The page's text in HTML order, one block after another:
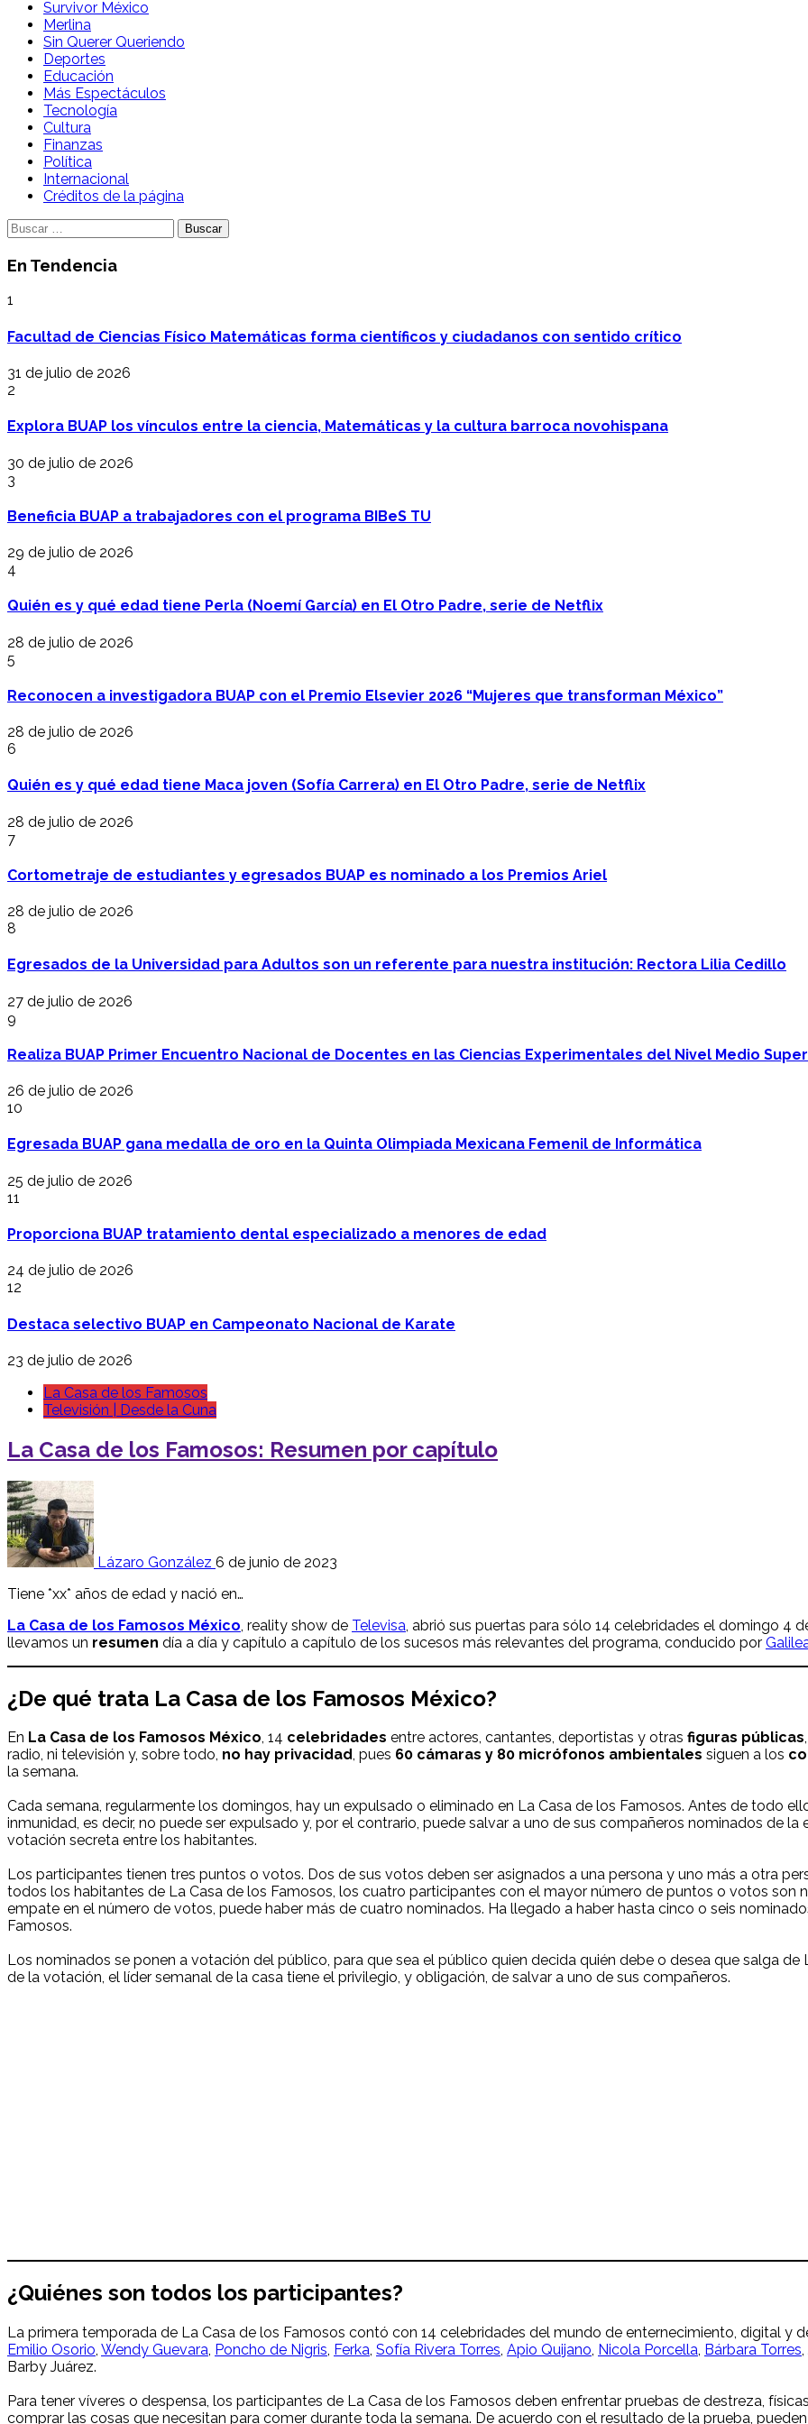
Survivor México
Merlina
Sin Querer Queriendo
Deportes
Educación
Más Espectáculos
Tecnología
Cultura
Finanzas
Política
Internacional
Créditos de la página
Buscar:
En Tendencia
1
Facultad de Ciencias Físico Matemáticas forma científicos y ciudadanos con sentido crítico
31 de julio de 2026
2
Explora BUAP los vínculos entre la ciencia, Matemáticas y la cultura barroca novohispana
30 de julio de 2026
3
Beneficia BUAP a trabajadores con el programa BIBeS TU
29 de julio de 2026
4
Quién es y qué edad tiene Perla (Noemí García) en El Otro Padre, serie de Netflix
28 de julio de 2026
5
Reconocen a investigadora BUAP con el Premio Elsevier 2026 “Mujeres que transforman México”
28 de julio de 2026
6
Quién es y qué edad tiene Maca joven (Sofía Carrera) en El Otro Padre, serie de Netflix
28 de julio de 2026
7
Cortometraje de estudiantes y egresados BUAP es nominado a los Premios Ariel
28 de julio de 2026
8
Egresados de la Universidad para Adultos son un referente para nuestra institución: Rectora Lilia Cedillo
27 de julio de 2026
9
Realiza BUAP Primer Encuentro Nacional de Docentes en las Ciencias Experimentales del Nivel Medio
26 de julio de 2026
10
Egresada BUAP gana medalla de oro en la Quinta Olimpiada Mexicana Femenil de Informática
25 de julio de 2026
11
Proporciona BUAP tratamiento dental especializado a menores de edad
24 de julio de 2026
12
Destaca selectivo BUAP en Campeonato Nacional de Karate
23 de julio de 2026
La Casa de los Famosos
Televisión | Desde la Cuna
La Casa de los Famosos: Resumen por capítulo
Lázaro González 6 de junio de 2023
Tiene *xx* años de edad y nació en…
La Casa de los Famosos México , reality show de Televisa , abrió sus puertas para sólo 14 celebridades el domingo 4
llevamos un resumen día a día y capítulo a capítulo de los sucesos más relevantes del programa, conducido por
¿De qué trata La Casa de los Famosos México?
En La Casa de los Famosos México, 14 celebridades entre actores, cantantes, deportistas y otras figuras públicas
radio, ni televisión y, sobre todo, no hay privacidad, pues 60 cámaras y 80 micrófonos ambientales siguen a los
la semana.
Cada semana, regularmente los domingos, hay un expulsado o eliminado en La Casa de los Famosos. Antes de todo
inmunidad, es decir, no puede ser expulsado y, por el contrario, puede salvar a uno de sus compañeros nominados de
votación secreta entre los habitantes.
Los participantes tienen tres puntos o votos. Dos de sus votos deben ser asignados a una persona y uno más a otra
todos los habitantes de La Casa de los Famosos, los cuatro participantes con el mayor número de puntos o votos son
empate en el número de votos, puede haber más de cuatro nominados. Ha llegado a haber hasta cinco o seis
Famosos.
Los nominados se ponen a votación del público, para que sea el público quien decida quién debe o desea que salga
de la votación, el líder semanal de la casa tiene el privilegio, y obligación, de salvar a uno de sus compañeros.
¿Quiénes son todos los participantes?
La primera temporada de La Casa de los Famosos contó con 14 celebridades del mundo de enternecimiento, digital y
Emilio Osorio, Wendy Guevara, Poncho de Nigris, Ferka, Sofía Rivera Torres, Apio Quijano, Nicola Porcella, Bárbara Torres
Barby Juárez.
Para tener víveres o despensa, los participantes de La Casa de los Famosos deben enfrentar pruebas de destreza,
comprar las cosas que necesitan para comer durante toda la semana. De acuerdo con el resultado de la prueba,